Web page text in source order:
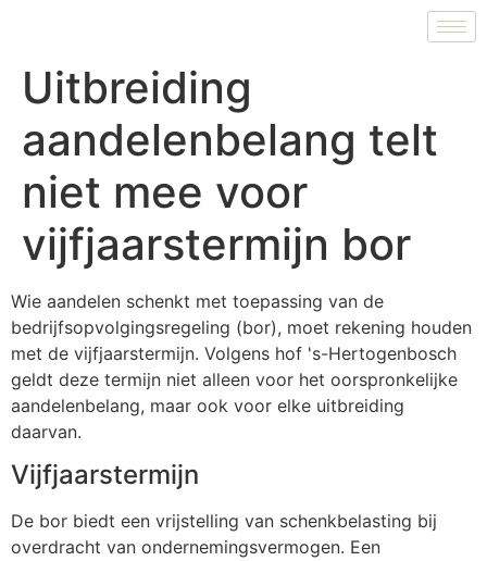
Uitbreiding
aandelenbelang telt
niet mee voor
vijfjaarstermijn bor
Wie aandelen schenkt met toepassing van de
bedrijfsopvolgingsregeling (bor), moet rekening houden
met de vijfjaarstermijn. Volgens hof 's-Hertogenbosch
geldt deze termijn niet alleen voor het oorspronkelijke
aandelenbelang, maar ook voor elke uitbreiding
daarvan.
Vijfjaarstermijn
De bor biedt een vrijstelling van schenkbelasting bij
overdracht van ondernemingsvermogen. Een